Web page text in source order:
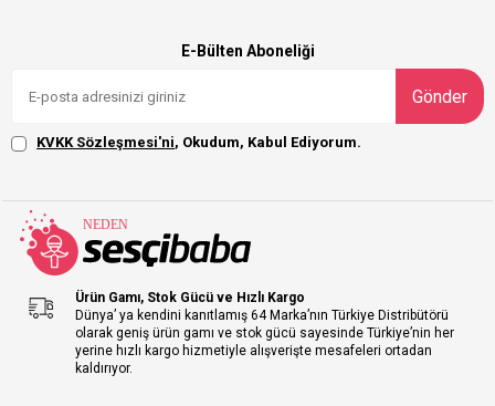
E-Bülten Aboneliği
Gönder
KVKK Sözleşmesi'ni, Okudum, Kabul Ediyorum.
Ürün Gamı, Stok Gücü ve Hızlı Kargo
Dünya’ ya kendini kanıtlamış 64 Marka’nın Türkiye Distribütörü
olarak geniş ürün gamı ve stok gücü sayesinde Türkiye’nin her
yerine hızlı kargo hizmetiyle alışverişte mesafeleri ortadan
kaldırıyor.